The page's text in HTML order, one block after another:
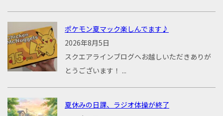
ポケモン夏マック楽しんでます♪
2026年8月5日
スクエアラインブログへお越しいただきありが
とうございます！ ...
夏休みの日課、ラジオ体操が終了